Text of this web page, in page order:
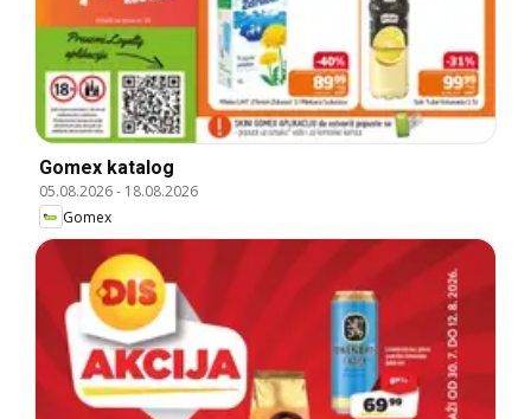
Gomex katalog
05.08.2026- 18.08.2026
Gomex